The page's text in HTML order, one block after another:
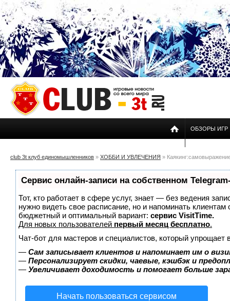
ОБЗОРЫ ИГР
club 3t клуб единомышленников » ХОББИ И УВЛЕЧЕНИЯ »
Сервис онлайн-записи на собственном
Тот, кто работает в сфере услуг, знает — без ведения
нужно видеть свое расписание, но и напоминать
бюджетный и оптимальный вариант: сервис VisitTime.
Для новых пользователей первый месяц бесплатно.
Чат-бот для мастеров и специалистов, который упрощает
— Сам записывает клиентов и напоминает им о
— Персонализирует скидки, чаевые, кэшбэк и
— Увеличивает доходимость и помогает больше
Начать пользоваться сервисом